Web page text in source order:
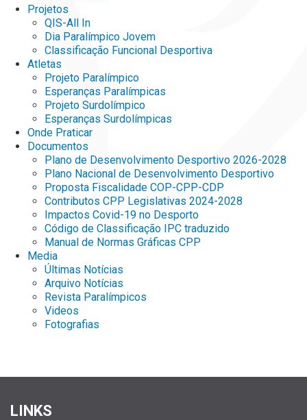
Projetos
QIS-All In
Dia Paralímpico Jovem
Classificação Funcional Desportiva
Atletas
Projeto Paralímpico
Esperanças Paralímpicas
Projeto Surdolímpico
Esperanças Surdolímpicas
Onde Praticar
Documentos
Plano de Desenvolvimento Desportivo 2026-2028
Plano Nacional de Desenvolvimento Desportivo
Proposta Fiscalidade COP-CPP-CDP
Contributos CPP Legislativas 2024-2028
Impactos Covid-19 no Desporto
Código de Classificação IPC traduzido
Manual de Normas Gráficas CPP
Media
Últimas Notícias
Arquivo Notícias
Revista Paralímpicos
Videos
Fotografias
LINKS